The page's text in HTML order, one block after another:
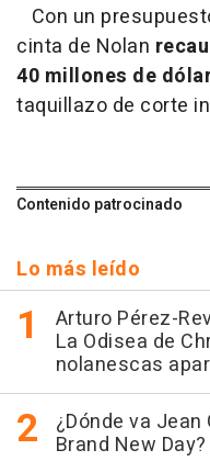
Con un
cinta de Nolan
40 millones de
taquillazo de corte
Contenido patrocinado
Lo más leído
Arturo Pérez-
La Odisea de
nolanescas
¿Dónde va
Brand New Day?